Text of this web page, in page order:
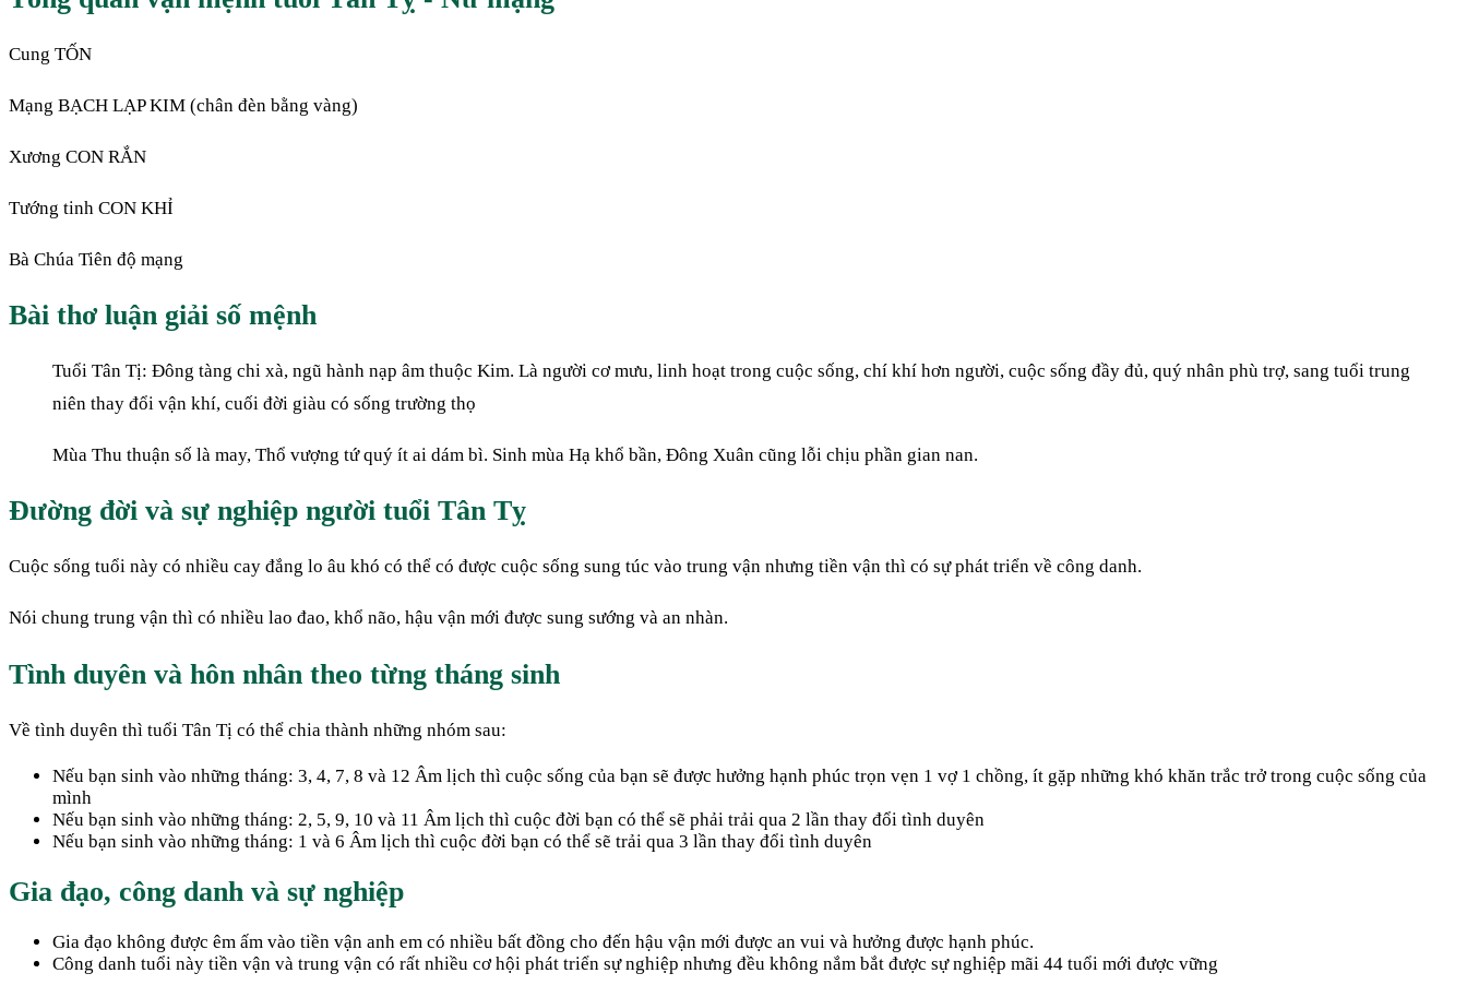
Cung TỐN
Mạng BẠCH LẠP KIM (chân đèn bằng vàng)
Xương CON RẮN
Tướng tinh CON KHỈ
Bà Chúa Tiên độ mạng
Bài thơ luận giải số mệnh
Tuổi Tân Tị: Đông tàng chi xà, ngũ hành nạp âm thuộc Kim. Là người cơ mưu, linh hoạt trong cuộc sống, chí khí hơn người, cuộc sống đầy đủ, quý nhân phù trợ, sang tuổi trung
niên thay đổi vận khí, cuối đời giàu có sống trường thọ
Mùa Thu thuận số là may, Thổ vượng tứ quý ít ai dám bì. Sinh mùa Hạ khổ bần, Đông Xuân cũng lỗi chịu phần gian nan.
Đường đời và sự nghiệp người tuổi Tân Tỵ
Cuộc sống tuổi này có nhiều cay đắng lo âu khó có thể có được cuộc sống sung túc vào trung vận nhưng tiền vận thì có sự phát triển về công danh.
Nói chung trung vận thì có nhiều lao đao, khổ não, hậu vận mới được sung sướng và an nhàn.
Tình duyên và hôn nhân theo từng tháng sinh
Về tình duyên thì tuổi Tân Tị có thể chia thành những nhóm sau:
Nếu bạn sinh vào những tháng: 3, 4, 7, 8 và 12 Âm lịch thì cuộc sống của bạn sẽ được hưởng hạnh phúc trọn vẹn 1 vợ 1 chồng, ít gặp những khó khăn trắc trở trong cuộc sống của
mình
Nếu bạn sinh vào những tháng: 2, 5, 9, 10 và 11 Âm lịch thì cuộc đời bạn có thể sẽ phải trải qua 2 lần thay đổi tình duyên
Nếu bạn sinh vào những tháng: 1 và 6 Âm lịch thì cuộc đời bạn có thể sẽ trải qua 3 lần thay đổi tình duyên
Gia đạo, công danh và sự nghiệp
Gia đạo không được êm ấm vào tiền vận anh em có nhiều bất đồng cho đến hậu vận mới được an vui và hưởng được hạnh phúc.
Công danh tuổi này tiền vận và trung vận có rất nhiều cơ hội phát triển sự nghiệp nhưng đều không nắm bắt được sự nghiệp mãi 44 tuổi mới được vững